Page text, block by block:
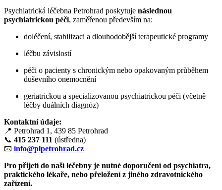
Psychiatrická léčebna Petrohrad poskytuje následnou
psychiatrickou péči, zaměřenou především na:
doléčení, stabilizaci a dlouhodobější terapeutické programy
léčbu závislostí
péči o pacienty s chronickým nebo opakovaným průběhem
duševního onemocnění
geriatrickou a specializovanou psychiatrickou péči (včetně
léčby duálních diagnóz)
Kontaktní údaje:
📍 Petrohrad 1, 439 85 Petrohrad
📞 415 237 111 (ústředna)
📧 info@plpetrohrad.cz
Pro přijetí do naší léčebny je nutné doporučení od psychiatra,
praktického lékaře, nebo přeložení z jiného zdravotnického
zařízení.